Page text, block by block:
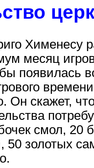
Хименесу
месяц
появилась
Он скажет,
смол, 20
50 золотых